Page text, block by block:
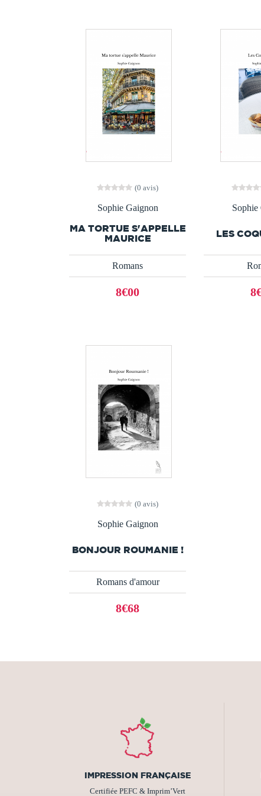
(0 avis)
Sophie Gaignon
MA TORTUE S'APPELLE
MAURICE
Romans
8€00
Sophie
LES
(0 avis)
Sophie Gaignon
BONJOUR ROUMANIE !
Romans d'amour
8€68
IMPRESSION FRANÇAISE
Certifiée PEFC & Imprim’Vert